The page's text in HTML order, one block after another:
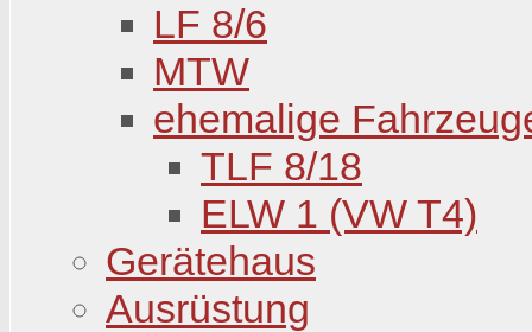
LF 8/6
MTW
ehemalige
TLF 8/18
ELW 1 (VW T4)
Gerätehaus
Ausrüstung